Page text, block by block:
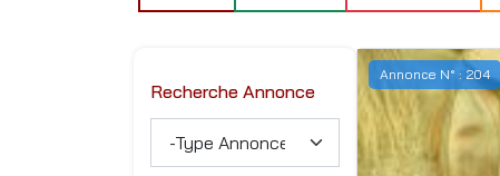
Recherche Annonce
Annonce N° : 204